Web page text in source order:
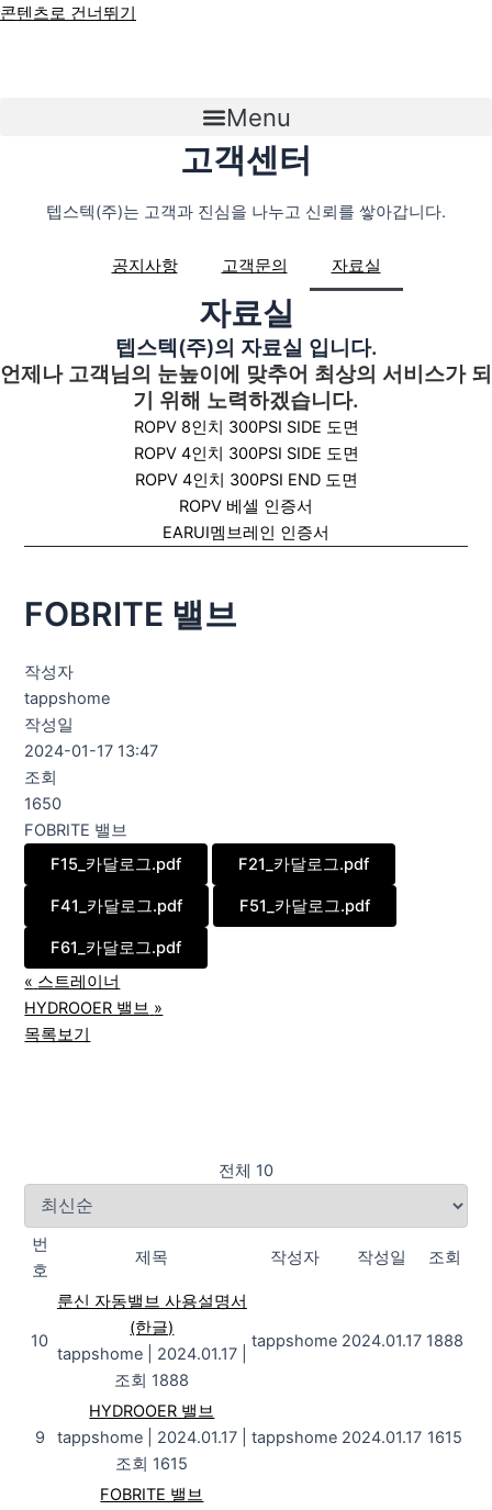
콘텐츠로 건너뛰기
Menu
고객센터
텝스텍(주)는 고객과 진심을 나누고 신뢰를 쌓아갑니다.
공지사항 고객문의 자료실
자료실
텝스텍(주)의 자료실 입니다.
언제나 고객님의 눈높이에 맞추어 최상의 서비스가 되
기 위해 노력하겠습니다.
ROPV 8인치 300PSI SIDE 도면
ROPV 4인치 300PSI SIDE 도면
ROPV 4인치 300PSI END 도면
ROPV 베셀 인증서
EARUI멤브레인 인증서
FOBRITE 밸브
작성자
tappshome
작성일
2024-01-17 13:47
조회
1650
FOBRITE 밸브
F15_카달로그.pdf
F21_카달로그.pdf
F41_카달로그.pdf F51_카달로그.pdf
F61_카달로그.pdf
« 스트레이너
HYDROOER 밸브 »
목록보기
전체 10
번
호
제목 작성자 작성일 조회
10
룬신 자동밸브 사용설명서
(한글)
tappshome
2024.01.17
조회 1888
tappshome 2024.01.17 1888
9
HYDROOER 밸브
tappshome
2024.01.17
조회 1615
tappshome 2024.01.17 1615
FOBRITE 밸브